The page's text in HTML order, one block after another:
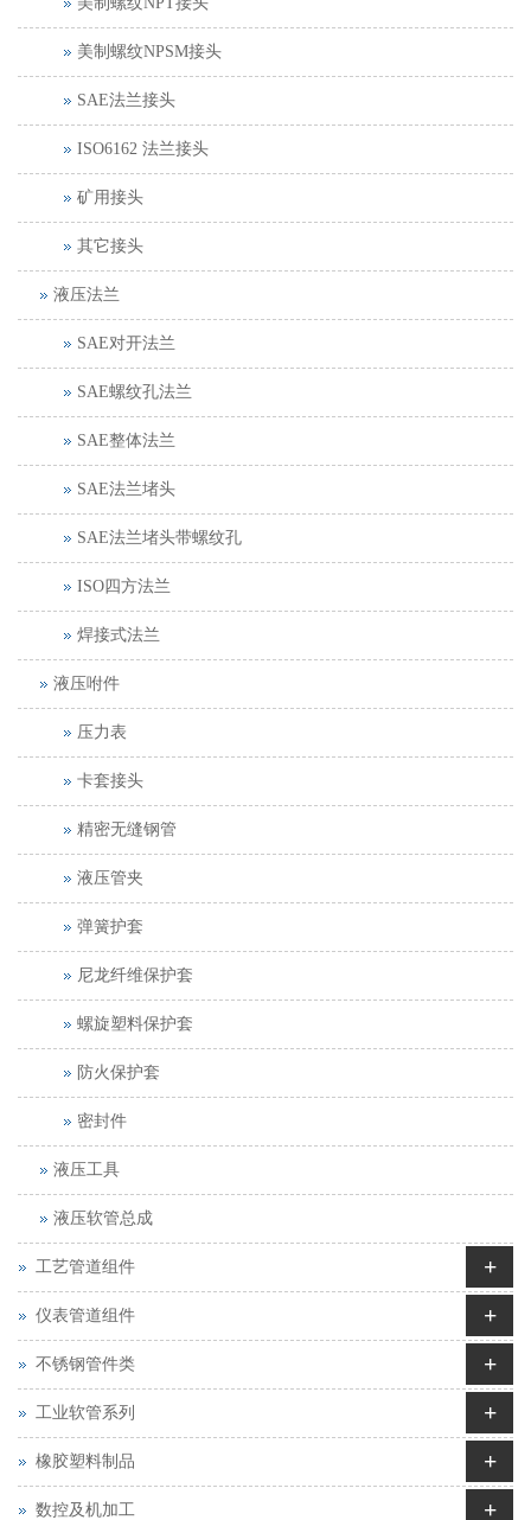
美制螺纹NPSM接头
SAE法兰接头
ISO6162 法兰接头
矿用接头
其它接头
液压法兰
SAE对开法兰
SAE螺纹孔法兰
SAE整体法兰
SAE法兰堵头
SAE法兰堵头带螺纹孔
ISO四方法兰
焊接式法兰
液压咐件
压力表
卡套接头
精密无缝钢管
液压管夹
弹簧护套
尼龙纤维保护套
螺旋塑料保护套
防火保护套
密封件
液压工具
液压软管总成
工艺管道组件 +
仪表管道组件 +
不锈钢管件类 +
工业软管系列 +
橡胶塑料制品 +
数控及机加工 +